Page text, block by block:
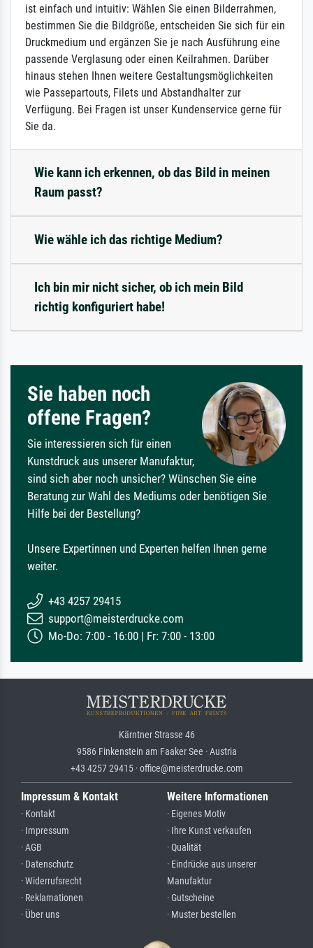
ist einfach und intuitiv: Wählen Sie einen Bilderrahmen,
bestimmen Sie die Bildgröße, entscheiden Sie sich für ein
Druckmedium und ergänzen Sie je nach Ausführung eine
passende Verglasung oder einen Keilrahmen. Darüber
hinaus stehen Ihnen weitere Gestaltungsmöglichkeiten
wie Passepartouts, Filets und Abstandhalter zur
Verfügung. Bei Fragen ist unser Kundenservice gerne für
Sie da.
Wie kann ich erkennen, ob das Bild in meinen
Raum passt?
Wie wähle ich das richtige Medium?
Ich bin mir nicht sicher, ob ich mein Bild
richtig konfiguriert habe!
Sie haben noch
offene Fragen?
Sie interessieren sich für einen
Kunstdruck aus unserer Manufaktur,
sind sich aber noch unsicher? Wünschen Sie eine
Beratung zur Wahl des Mediums oder benötigen Sie
Hilfe bei der Bestellung?
Unsere Expertinnen und Experten helfen Ihnen gerne
weiter.
+43 4257 29415
support@meisterdrucke.com
Mo-Do: 7:00 - 16:00 | Fr: 7:00 - 13:00
Kärntner Strasse 46
9586 Finkenstein am Faaker See · Austria
+43 4257 29415 · office@meisterdrucke.com
Impressum & Kontakt
· Kontakt
· Impressum
· AGB
· Datenschutz
· Widerrufsrecht
· Reklamationen
· Über uns
Weitere Informationen
· Eigenes Motiv
· Ihre Kunst verkaufen
· Qualität
· Eindrücke aus unserer
Manufaktur
· Gutscheine
· Muster bestellen